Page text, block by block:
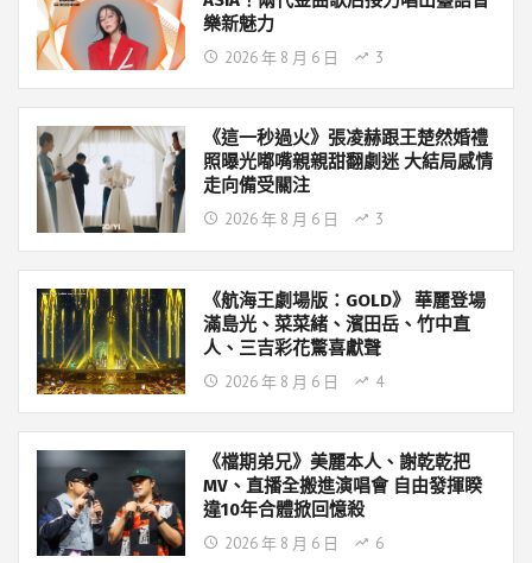
樂新魅力
2026 年 8 月 6 日 3
《這一秒過火》張凌赫跟王楚然婚禮
照曝光嘟嘴親親甜翻劇迷 大結局感情
走向備受關注
2026 年 8 月 6 日 3
《航海王劇場版：GOLD》 華麗登場
滿島光、菜菜緒、濱田岳、竹中直
人、三吉彩花驚喜獻聲
2026 年 8 月 6 日 4
《檔期弟兄》美麗本人、謝乾乾把
MV、直播全搬進演唱會 自由發揮睽
違10年合體掀回憶殺
2026 年 8 月 6 日 6